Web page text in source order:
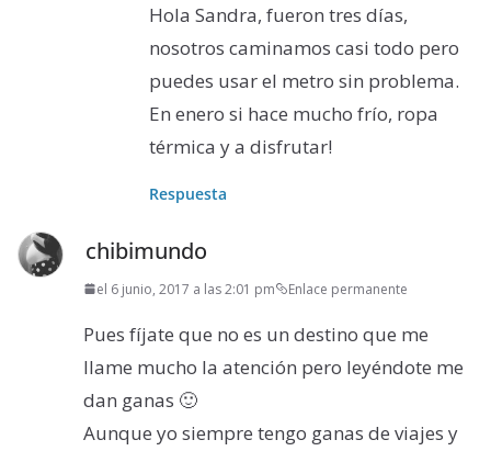
Hola Sandra, fueron tres días,
nosotros caminamos casi todo pero
puedes usar el metro sin problema.
En enero si hace mucho frío, ropa
térmica y a disfrutar!
Respuesta
chibimundo
el 6 junio, 2017 a las 2:01 pm Enlace permanente
Pues fíjate que no es un destino que me
llame mucho la atención pero leyéndote me
dan ganas 🙂
Aunque yo siempre tengo ganas de viajes y